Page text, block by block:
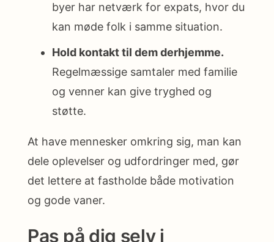
byer har netværk for expats, hvor du
kan møde folk i samme situation.
Hold kontakt til dem derhjemme.
Regelmæssige samtaler med familie
og venner kan give tryghed og
støtte.
At have mennesker omkring sig, man kan
dele oplevelser og udfordringer med, gør
det lettere at fastholde både motivation
og gode vaner.
Pas på dig selv i